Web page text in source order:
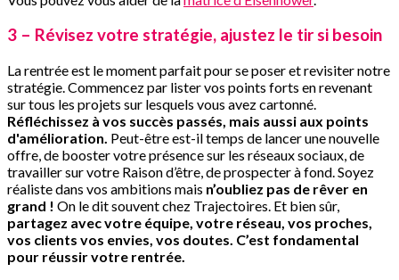
3 – Révisez votre stratégie, ajustez le tir si besoin
La rentrée est le moment parfait pour se poser et revisiter notre
stratégie. Commencez par lister vos points forts en revenant
sur tous les projets sur lesquels vous avez cartonné.
Réfléchissez à vos succès passés, mais aussi aux points
d'amélioration. Peut-être est-il temps de lancer une nouvelle
offre, de booster votre présence sur les réseaux sociaux, de
travailler sur votre Raison d’être, de prospecter à fond. Soyez
réaliste dans vos ambitions mais n’oubliez pas de rêver en
grand ! On le dit souvent chez Trajectoires. Et bien sûr,
partagez avec votre équipe, votre réseau, vos proches,
vos clients vos envies, vos doutes. C’est fondamental
pour réussir votre rentrée.